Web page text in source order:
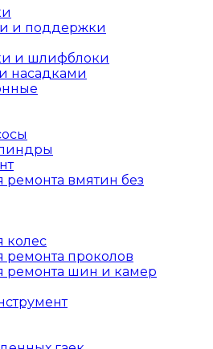
и поддержки
и шлифблоки
насадками
вмятин без
колес
ремонта проколов
ремонта шин и камер